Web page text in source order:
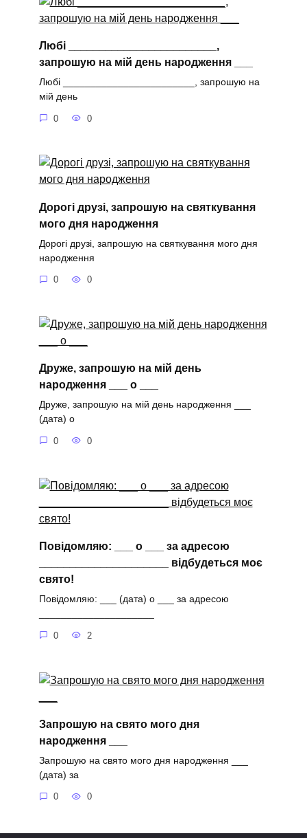
Любі ________________________,
запрошую на мій день народження ___
Любі ________________________, запрошую на
мій день
0 0
Дорогі друзі, запрошую на святкування
мого дня народження
Дорогі друзі, запрошую на святкування мого дня
народження
0 0
Друже, запрошую на мій день
народження ___ о ___
Друже, запрошую на мій день народження ___
(дата) о
0 0
Повідомляю: ___ о ___ за адресою
_____________________ відбудеться моє
свято!
Повідомляю: ___ (дата) о ___ за адресою
0 2
Запрошую на свято мого дня
народження ___
Запрошую на свято мого дня народження ___
(дата) за
0 0